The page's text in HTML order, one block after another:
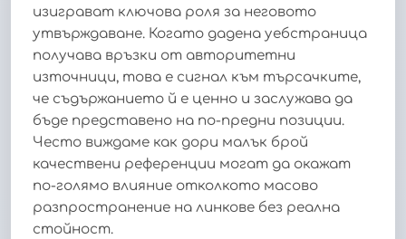
изиграват ключова роля за неговото
утвърждаване. Когато дадена уебстраница
получава връзки от авторитетни
източници, това е сигнал към търсачките,
че съдържанието й е ценно и заслужава да
бъде представено на по-предни позиции.
Често виждаме как дори малък брой
качествени референции могат да окажат
по-голямо влияние отколкото масово
разпространение на линкове без реална
стойност.